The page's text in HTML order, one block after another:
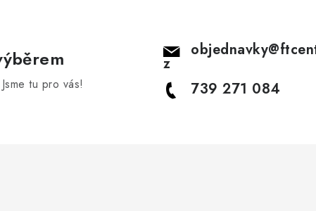
tu pro vás!
objednavky@
z
739 271 084